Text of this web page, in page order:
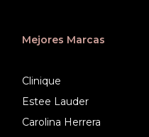
Mejores Marcas
Clinique
Estee Lauder
Carolina Herrera